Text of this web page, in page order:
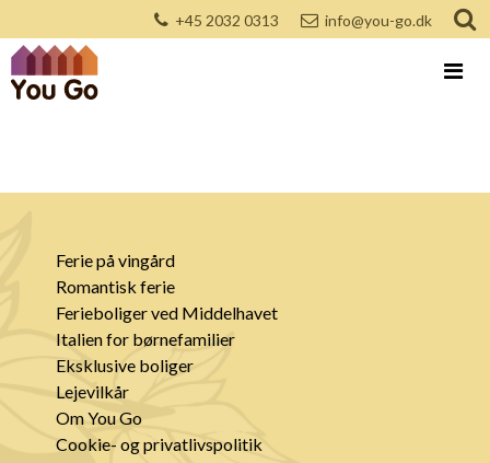
+45 2032 0313 info@you-go.dk
Ferie på vingård
Romantisk ferie
Ferieboliger ved Middelhavet
Italien for børnefamilier
Eksklusive boliger
Lejevilkår
Om You Go
Cookie- og privatlivspolitik